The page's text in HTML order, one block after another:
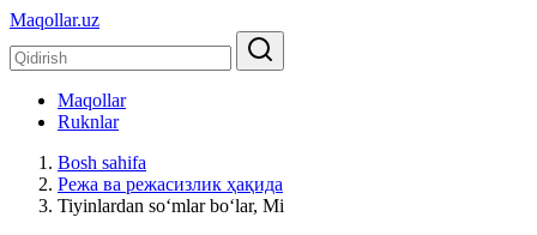
Maqollar.uz
Maqollar
Ruknlar
Bosh sahifa
Режа ва режасизлик ҳақида
Tiyinlardan so‘mlar bo‘lar, Mi